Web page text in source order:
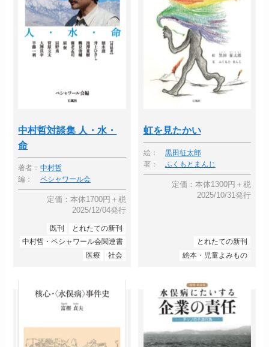
中村哲対談集 人・水・
命
著者： 中村哲
編：
ペシャワール会
定価：本体1700円＋税
2025/12/04発行
既刊
とれたての新刊
中村哲・ペシャワール会関連書
医療
社会
虹を見たかい
絵：
黒田征太郎
著：
ふくもとまんじ
定価：本体1300円＋税
2025/10/31発行
とれたての新刊
絵本・児童よみもの